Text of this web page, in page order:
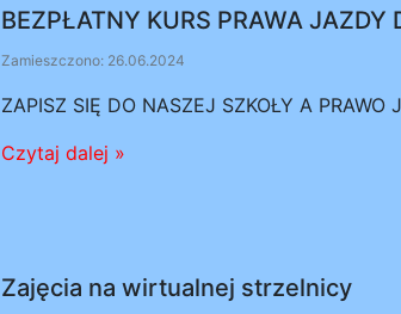
BEZPŁATNY KURS PRAWA
Zamieszczono: 26.06.2024
ZAPISZ SIĘ DO NASZEJ SZKOŁY A PRAWO
Czytaj dalej »
Zajęcia na wirtualnej strzelnicy